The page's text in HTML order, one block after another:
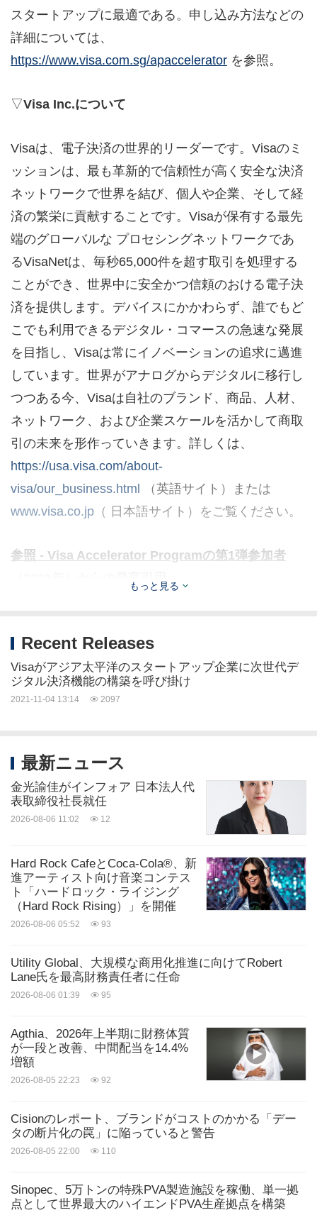
スタートアップに最適である。申し込み方法などの
詳細については、
https://www.visa.com.sg/apaccelerator を参照。
▽Visa Inc.について
Visaは、電子決済の世界的リーダーです。Visaのミ
ッションは、最も革新的で信頼性が高く安全な決済
ネットワークで世界を結び、個人や企業、そして経
済の繁栄に貢献することです。Visaが保有する最先
端のグローバルな プロセシングネットワークであ
るVisaNetは、毎秒65,000件を超す取引を処理する
ことができ、世界中に安全かつ信頼のおける電子決
済を提供します。デバイスにかかわらず、誰でもど
こでも利用できるデジタル・コマースの急速な発展
を目指し、Visaは常にイノベーションの追求に邁進
しています。世界がアナログからデジタルに移行し
つつある今、Visaは自社のブランド、商品、人材、
ネットワーク、および企業スケールを活かして商取
引の未来を形作っていきます。詳しくは、
https://usa.visa.com/about-
visa/our_business.html
（英語サイト）または
www.visa.co.jp （ 日本語サイト）をご覧ください。
参照 - Visa Accelerator Programの第1弾参加者
年）からの発言引用
責任者（ CEO）
「銀行のパートナーと共に当社の製品を市場に実際
など、行動指向アプローチをしてくれました」
CurlecのZac Liew
らの規模を考慮すると、われわれとこの速度で取り
組むことができることは、あらゆる予想を超えまし
た」
DigitSecure のSeshu Kulkarni CEO
「製品と市場に関するVisaの知見、エグゼクティブ
メンターシップ、および技術的専門知識は、
DigitSecureの機能をさらに強化し、市場参入戦略を
強化し、ブランド認知度を高め、新しいクライアン
ModusBoxのSteve Haley経済開発部長
受けました。彼らは当社のためにアジア太平洋地域
もっと見る
Recent Releases
Visaがアジア太平洋のスタートアップ企業に次世代デ
ジタル決済機能の構築を呼び掛け
2021-11-04 13:14 2097
最新ニュース
金光諭佳がインフォア 日本法人代
表取締役社長就任
2026-08-06 11:02 12
Hard Rock CafeとCoca-Cola®、新
進アーティスト向け音楽コンテス
ト「ハードロック・ライジング
（Hard Rock Rising）」を開催
2026-08-06 05:52 93
Utility Global、大規模な商用化推進に向けてRobert
Lane氏を最高財務責任者に任命
2026-08-06 01:39 95
Agthia、2026年上半期に財務体質
が一段と改善、中間配当を14.4%
増額
2026-08-05 22:23 92
Cisionのレポート、ブランドがコストのかかる「デー
タの断片化の罠」に陥っていると警告
2026-08-05 22:00 110
Sinopec、5万トンの特殊PVA製造施設を稼働、単一拠
点として世界最大のハイエンドPVA生産拠点を構築